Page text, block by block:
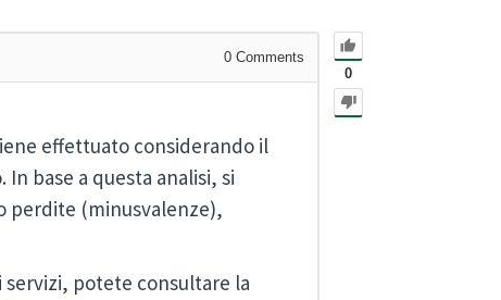
0
0 Comments
effettuato considerando il
base a questa analisi, si
perdite (minusvalenze),
potete consultare la